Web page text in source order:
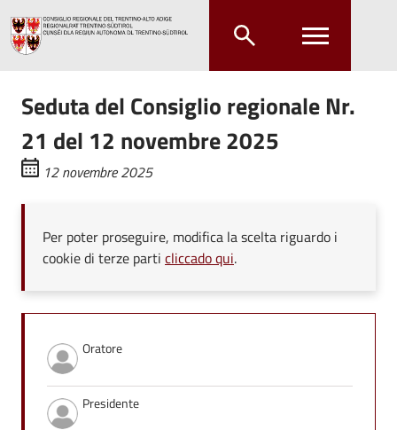
Seduta del Consiglio regionale Nr.
21 del 12 novembre 2025
12 novembre 2025
Per poter proseguire, modifica la scelta riguardo i
cookie di terze parti cliccado qui.
Oratore
Presidente